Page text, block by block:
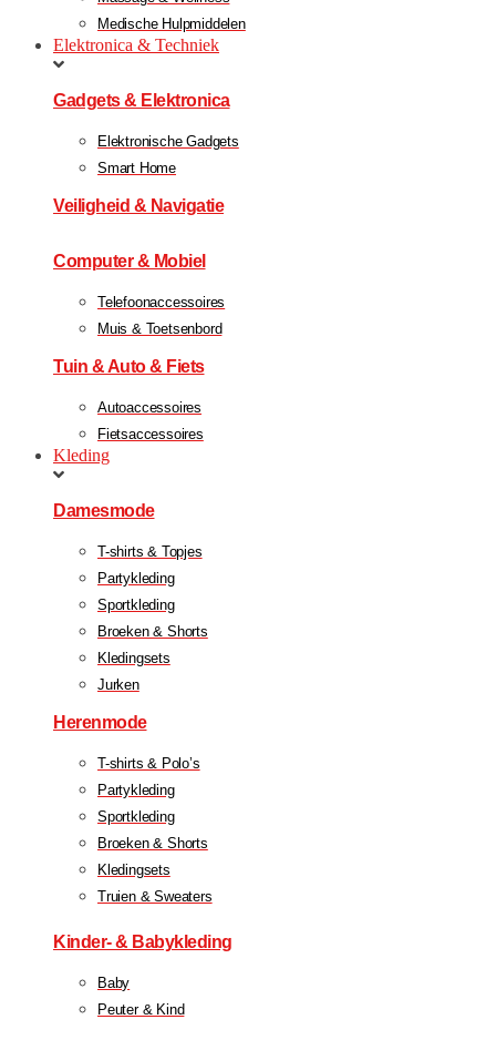
Medische Hulpmiddelen
Elektronica & Techniek
Gadgets & Elektronica
Elektronische Gadgets
Smart Home
Veiligheid & Navigatie
Computer & Mobiel
Telefoonaccessoires
Muis & Toetsenbord
Tuin & Auto & Fiets
Autoaccessoires
Fietsaccessoires
Kleding
Damesmode
T-shirts & Topjes
Partykleding
Sportkleding
Broeken & Shorts
Kledingsets
Jurken
Herenmode
T-shirts & Polo’s
Partykleding
Sportkleding
Broeken & Shorts
Kledingsets
Truien & Sweaters
Kinder- & Babykleding
Baby
Peuter & Kind